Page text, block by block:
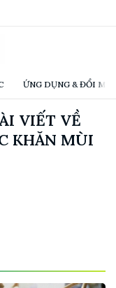
ỨNG DỤNG & ĐỔI
VIẾT VỀ
KHĂN MÙI